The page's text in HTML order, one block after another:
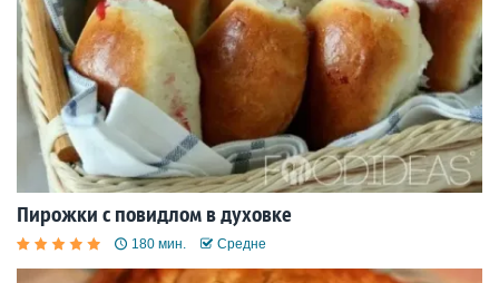
Пирожки с повидлом в духовке
180 мин. Средне